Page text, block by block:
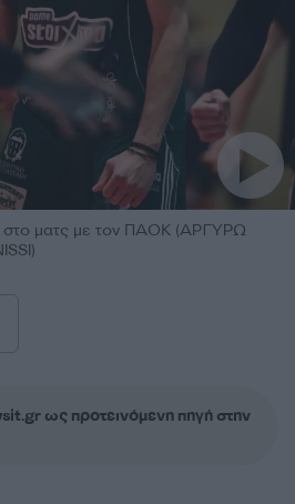
στο ματς με τον ΠΑΟΚ (ΑΡΓΥΡΩ
ως προτεινόμενη πηγή στην